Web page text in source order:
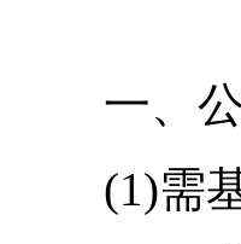
一、公
(1)需基